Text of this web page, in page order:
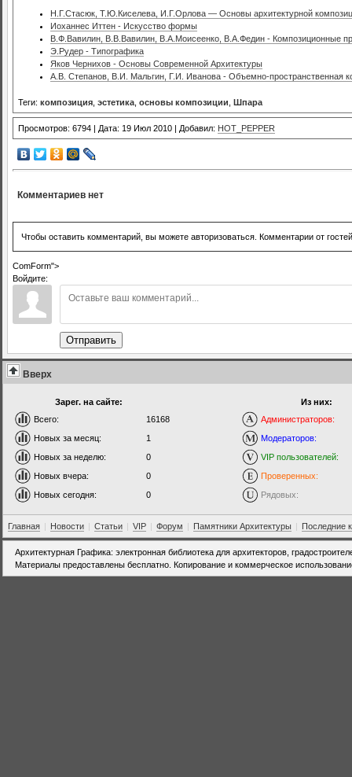
Н.Г.Стасюк, Т.Ю.Киселева, И.Г.Орлова — Основы архитектурной
Иоханнес Иттен - Искусство формы
В.Ф.Вавилин, В.В.Вавилин, В.А.Моисеенко, В.А.Федин - Композиционные
Э.Рудер - Типографика
Яков Чернихов - Основы Современной Архитектуры
А.В. Степанов, В.И. Мальгин, Г.И. Иванова - Объемно-пространственная
Теги: композиция эстетика основы композиции Шпара
Просмотров: 6794 | Дата: 19 Июл 2010 | Добавил: HOT_PEPPER
Комментариев нет
Чтобы оставить комментарий, вы можете авторизоваться. Комментарии от
ComForm">
Войдите:
Отправить
Вверх
Зарег. на сайте:
Всего:
16168
Новых за месяц:
1
Новых за неделю:
0
Новых вчера:
0
Новых сегодня:
0
Из них:
Администраторов:
Модераторов:
VIP пользователей:
Проверенных:
Рядовых:
Главная | Новости | Статьи | VIP | Форум | Памятники Архитектуры | Последние
Архитектурная Графика: электронная библиотека для архитекторов,
Материалы предоставлены бесплатно. Копирование и коммерческое